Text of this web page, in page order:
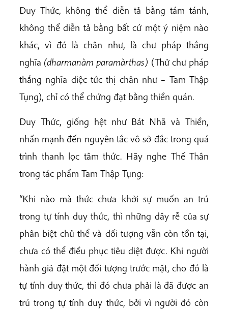
Duy Thức, không thể diễn tả bằng tám tánh,
không thể diễn tả bằng bất cứ một ý niệm nào
khác, vì đó là chân như, là chư pháp thắng
nghĩa (dharmanàm paramàrthas) (Thử chư pháp
thắng nghĩa diệc tức thị chân như – Tam Thập
Tụng), chỉ có thể chứng đạt bằng thiền quán.
Duy Thức, giống hệt như Bát Nhã và Thiền,
nhấn mạnh đến nguyên tắc vô sở đắc trong quá
trình thanh lọc tâm thức. Hãy nghe Thế Thân
trong tác phẩm Tam Thập Tụng:
“Khi nào mà thức chưa khởi sự muốn an trú
trong tự tính duy thức, thì những dây rễ của sự
phân biệt chủ thể và đối tượng vẫn còn tồn tại,
chưa có thể điều phục tiêu diệt được. Khi người
hành giả đặt một đối tượng trước mặt, cho đó là
tự tính duy thức, thì đó chưa phải là đã được an
trú trong tự tính duy thức, bởi vì người đó còn